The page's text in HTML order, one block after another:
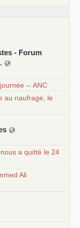
- Forum
-- ANC
au naufrage, le
a quitté le 24
Ali